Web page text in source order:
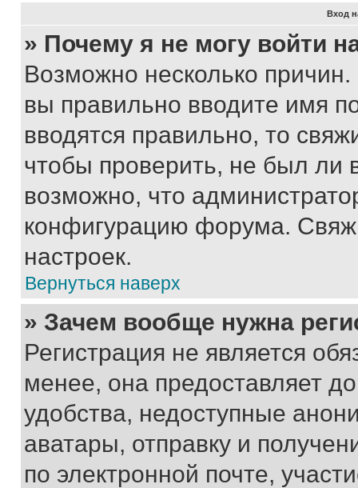
Вход
» Почему я не могу войти
Возможно несколько
вы правильно вводите имя
вводятся правильно, то
чтобы проверить, не был ли
возможно, что
конфигурацию форума.
настроек.
Вернуться наверх
» Зачем вообще нужна
Регистрация не является
менее, она предоставляет
удобства, недоступные
аватары, отправку и
по электронной почте,